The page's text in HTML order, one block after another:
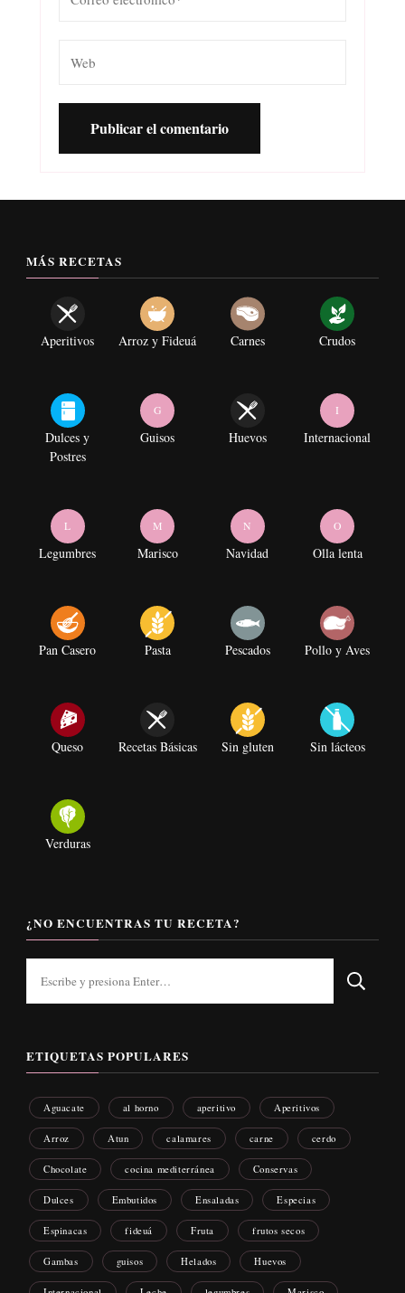
MÁS RECETAS
Aperitivos Arroz y Fideuá Carnes Crudos
Dulces y
Postres
G
Guisos Huevos
I
Internacional
L
Legumbres
M
Marisco
N
Navidad
O
Olla lenta
Pan Casero Pasta Pescados Pollo y Aves
Queso Recetas Básicas Sin gluten Sin lácteos
Verduras
¿NO ENCUENTRAS TU RECETA?
ETIQUETAS POPULARES
Aguacate al horno aperitivo Aperitivos
Arroz Atun calamares carne cerdo
Chocolate cocina mediterránea Conservas
Dulces Embutidos Ensaladas Especias
Espinacas fideuá Fruta frutos secos
Gambas guisos Helados Huevos